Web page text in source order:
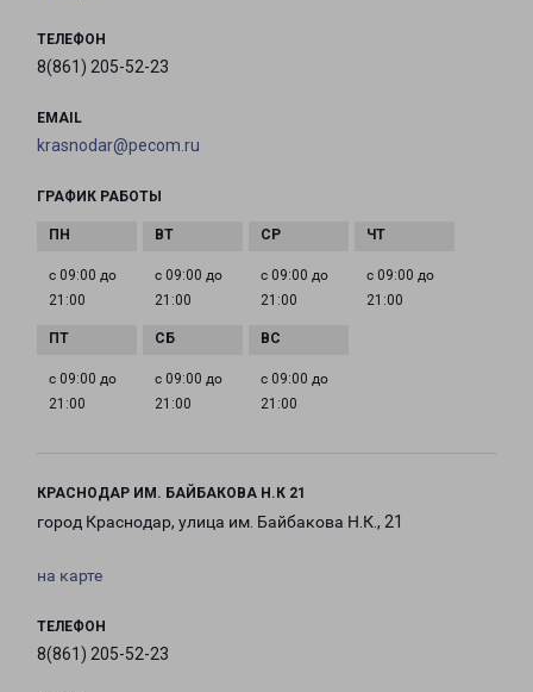
ТЕЛЕФОН
8(861) 205-52-23
EMAIL
krasnodar@pecom.ru
ГРАФИК РАБОТЫ
с 09:00 до
21:00
с 09:00 до
21:00
с 09:00 до
21:00
с 09:00 до
21:00
с 09:00 до
21:00
с 09:00 до
21:00
с 09:00 до
21:00
КРАСНОДАР ИМ. БАЙБАКОВА Н.К 21
город Краснодар, улица им. Байбакова Н.К., 21
на карте
ТЕЛЕФОН
8(861) 205-52-23